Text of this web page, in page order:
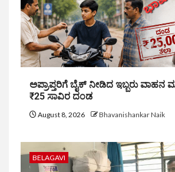
ಅಪ್ರಾಪ್ತರಿಗೆ ಬೈಕ್ ನೀಡಿದ ಇಬ್ಬರು ವಾಹನ
₹25 ಸಾವಿರ ದಂಡ
August 8, 2026 Bhavanishankar Naik
BELAGAVI